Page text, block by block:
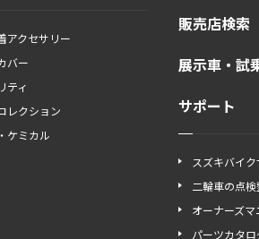
アクセサリー
バー
ティ
レクション
ケミカル
販売店検索
展示車・試
サポート
スズキバイ
二輪車の点
オーナーズマ
パーツカタロ